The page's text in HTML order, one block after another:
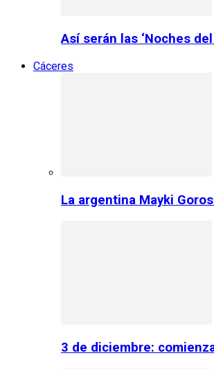
Así serán las ‘Noches
Cáceres
La argentina Mayki
3 de diciembre: